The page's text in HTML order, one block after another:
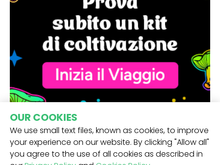
OUR COOKIES
We use small text files, known as cookies, to improve
your experience on our website. By clicking "Allow all"
you agree to the use of all cookies as described in